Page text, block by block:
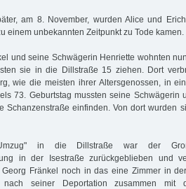
am 8. November, wurden Alice und
einem unbekannten Zeitpunkt zu Tode kamen.
und seine Schwägerin Henriette wohnten
sie in die Dillstraße 15 ziehen. Dort
wie die meisten ihrer Altersgenossen, in
73. Geburtstag mussten seine Schwägerin
Schanzenstraße einfinden. Von dort wurden
in die Dillstraße war der
in der Isestraße zurückgeblieben und
Fränkel noch in das eine Zimmer in
nach seiner De­portation zusammen mit